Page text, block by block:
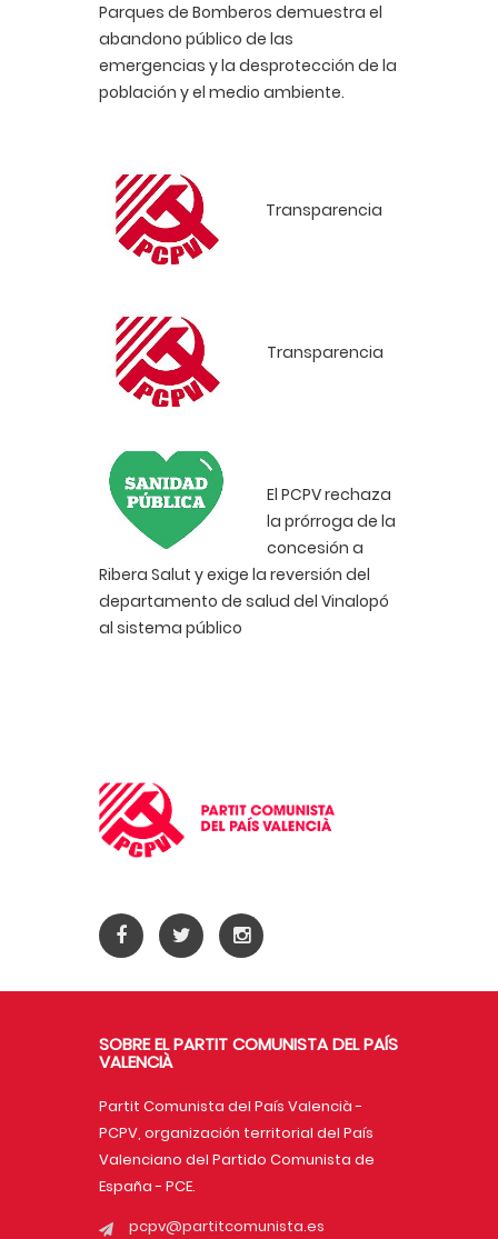
Parques de Bomberos demuestra el
abandono público de las
emergencias y la desprotección de la
población y el medio ambiente.
Transparencia
Transparencia
El PCPV rechaza
la prórroga de la
concesión a
Ribera Salut y exige la reversión del
departamento de salud del Vinalopó
al sistema público
SOBRE EL PARTIT COMUNISTA DEL PAÍS
VALENCIÀ
Partit Comunista del País Valencià -
PCPV, organización territorial del País
Valenciano del Partido Comunista de
España - PCE.
pcpv@partitcomunista.es